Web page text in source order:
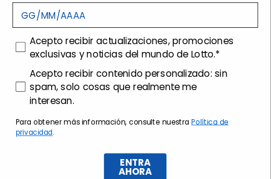
Customer care
consenso
Acepto recibir actualizaciones, promociones
exclusivas y noticias del mundo de Lotto.*
consenso profilazione
Acepto recibir contenido personalizado: sin
spam, solo cosas que realmente me
interesan.
Para obtener más información, consulte nuestraPolítica de
privacidad.
ENTRA
AHORA